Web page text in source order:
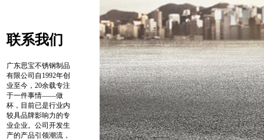
联系我们
广东思宝不锈钢制品
有限公司自1992年创
业至今，20余载专注
于一件事情——做
杯，目前已是行业内
较具品牌影响力的专
业企业。公司开发生
产的产品引领潮流，